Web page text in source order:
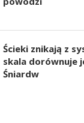
Ścieki znikają z
skala dorównuje
Śniardw